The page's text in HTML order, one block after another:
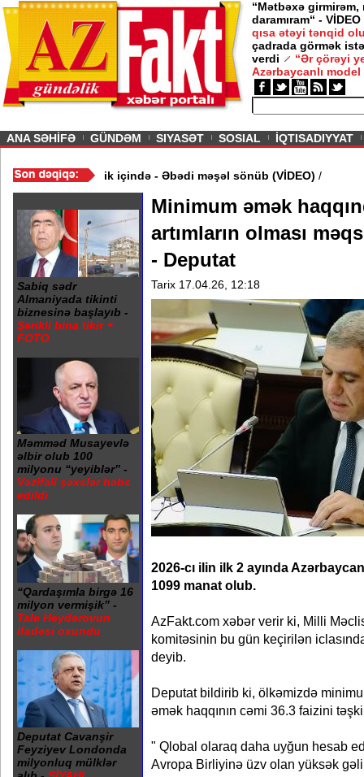
“Mətbəxə girmirəm,
daramıram“ - VİDEO
qısa ətəyi tənqid
çadrada görmək
verdi
“Ər çörəyi
Azərbaycanlı model
ANA SƏHİFƏ GÜNDƏM SIYASƏT SOSIAL İQTISADIYYAT
20 Yanvar abidəsi zibillik içində - Əbədi məşəl sönüb (VİDEO)
Sabiq sədr
Almaniyada tikinti
biznesinə başlayıb -
Şərikli bina tikir +
FOTO
Məmməd Musayevlə
əlbir olub 100
milyonu “yeyiblər” -
Vəzifəli şəxslər həbs
edildi
“Qardaşımla birgə 16
milyon vermişik” -
Tale Heydərovun
ifadəsi oxundu
Deputat Cavanşir
Feyziyev Londonda
milyonluq mülklər
Minimum əmək
artımların olması
- Deputat
Tarix 17.04.26, 12:18
2026-cı ilin ilk 2 ayında
1099 manat olub.
AzFakt.com xəbər verir ki, Milli
komitəsinin bu gün keçirilən
deyib.
Deputat bildirib ki, ölkəmizdə
əmək haqqının cəmi 36.3 faizini
" Qlobal olaraq daha uyğun hesab
Avropa Birliyinə üzv olan yüksək